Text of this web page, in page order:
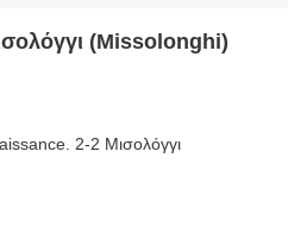
(Missolonghi)